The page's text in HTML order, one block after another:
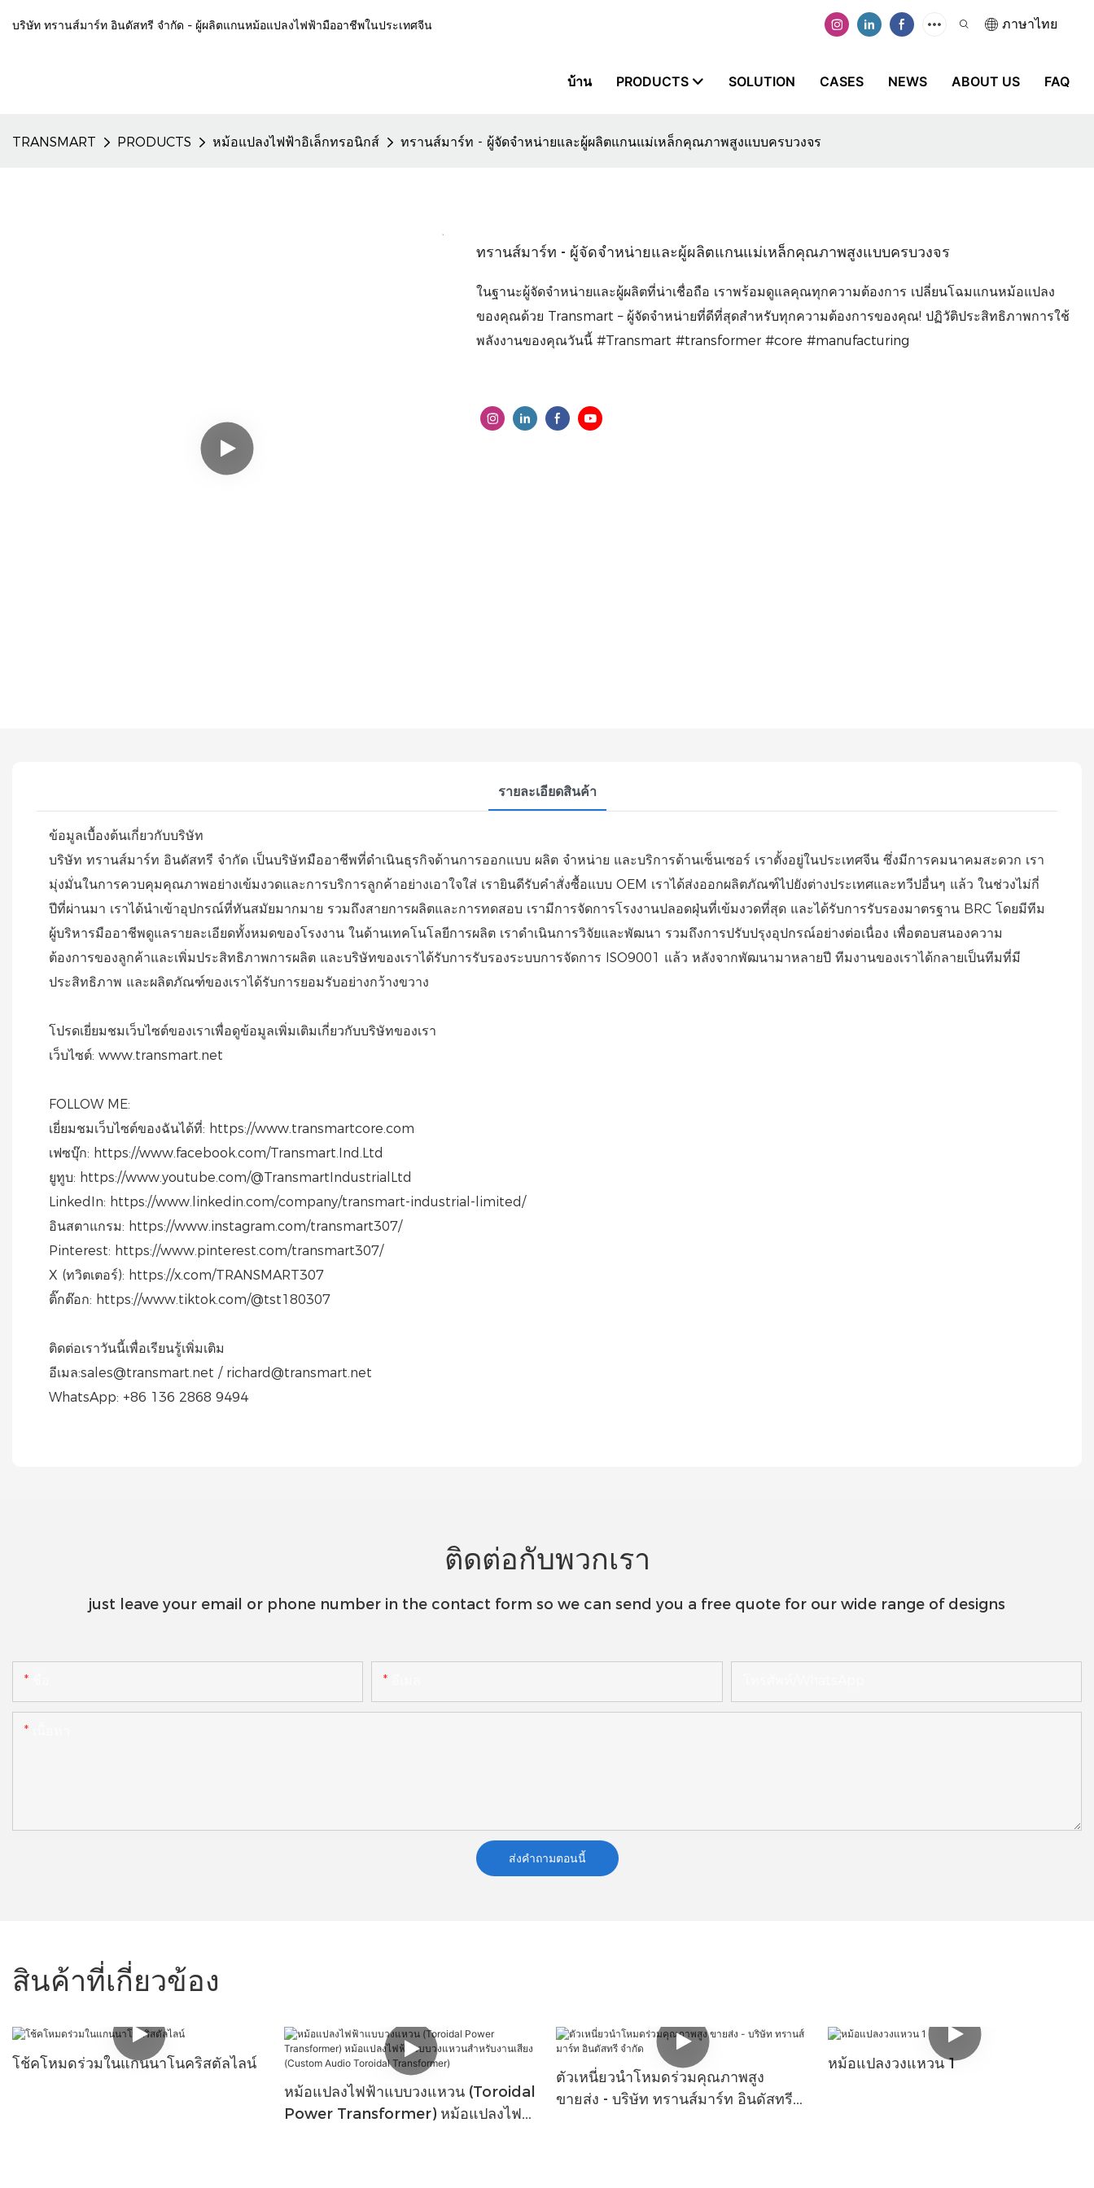
บริษัท ทรานส์มาร์ท อินดัสทรี จำกัด - ผู้ผลิตแกนหม้อแปลงไฟฟ้ามืออาชีพในประเทศจีน ภาษาไทย
บ้าน PRODUCTS SOLUTION CASES NEWS ABOUT US FAQ
TRANSMART PRODUCTS หม้อแปลงไฟฟ้าอิเล็กทรอนิกส์ ทรานส์มาร์ท - ผู้จัดจำหน่ายและผู้ผลิตแกนแม่เหล็กคุณภาพสูงแบบครบวงจร
ทรานส์มาร์ท - ผู้จัดจำหน่ายและผู้ผลิตแกนแม่เหล็กคุณภาพสูงแบบครบวงจร
ในฐานะผู้จัดจำหน่ายและผู้ผลิตที่น่าเชื่อถือ เราพร้อมดูแลคุณทุกความต้องการ เปลี่ยนโฉมแกนหม้อแปลง
ของคุณด้วย Transmart – ผู้จัดจำหน่ายที่ดีที่สุดสำหรับทุกความต้องการของคุณ! ปฏิวัติประสิทธิภาพการใช้
พลังงานของคุณวันนี้ #Transmart #transformer #core #manufacturing
รายละเอียดสินค้า
ข้อมูลเบื้องต้นเกี่ยวกับบริษัท
บริษัท ทรานส์มาร์ท อินดัสทรี จำกัด เป็นบริษัทมืออาชีพที่ดำเนินธุรกิจด้านการออกแบบ ผลิต จำหน่าย และบริการด้านเซ็นเซอร์ เราตั้งอยู่ในประเทศจีน ซึ่งมีการคมนาคมสะดวก เรา
มุ่งมั่นในการควบคุมคุณภาพอย่างเข้มงวดและการบริการลูกค้าอย่างเอาใจใส่ เรายินดีรับคำสั่งซื้อแบบ OEM เราได้ส่งออกผลิตภัณฑ์ไปยังต่างประเทศและทวีปอื่นๆ แล้ว ในช่วงไม่กี่
ปีที่ผ่านมา เราได้นำเข้าอุปกรณ์ที่ทันสมัยมากมาย รวมถึงสายการผลิตและการทดสอบ เรามีการจัดการโรงงานปลอดฝุ่นที่เข้มงวดที่สุด และได้รับการรับรองมาตรฐาน BRC โดยมีทีม
ผู้บริหารมืออาชีพดูแลรายละเอียดทั้งหมดของโรงงาน ในด้านเทคโนโลยีการผลิต เราดำเนินการวิจัยและพัฒนา รวมถึงการปรับปรุงอุปกรณ์อย่างต่อเนื่อง เพื่อตอบสนองความ
ต้องการของลูกค้าและเพิ่มประสิทธิภาพการผลิต และบริษัทของเราได้รับการรับรองระบบการจัดการ ISO9001 แล้ว หลังจากพัฒนามาหลายปี ทีมงานของเราได้กลายเป็นทีมที่มี
ประสิทธิภาพ และผลิตภัณฑ์ของเราได้รับการยอมรับอย่างกว้างขวาง
โปรดเยี่ยมชมเว็บไซต์ของเราเพื่อดูข้อมูลเพิ่มเติมเกี่ยวกับบริษัทของเรา
เว็บไซต์: www.transmart.net
FOLLOW ME:
เยี่ยมชมเว็บไซต์ของฉันได้ที่: https://www.transmartcore.com
เฟซบุ๊ก: https://www.facebook.com/Transmart.Ind.Ltd
ยูทูบ: https://www.youtube.com/@TransmartIndustrialLtd
LinkedIn: https://www.linkedin.com/company/transmart-industrial-limited/
อินสตาแกรม: https://www.instagram.com/transmart307/
Pinterest: https://www.pinterest.com/transmart307/
X (ทวิตเตอร์): https://x.com/TRANSMART307
ติ๊กต๊อก: https://www.tiktok.com/@tst180307
ติดต่อเราวันนี้เพื่อเรียนรู้เพิ่มเติม
อีเมล:sales@transmart.net / richard@transmart.net
WhatsApp: +86 136 2868 9494
ติดต่อกับพวกเรา
just leave your email or phone number in the contact form so we can send you a free quote for our wide range of designs
ส่งคำถามตอนนี้
สินค้าที่เกี่ยวข้อง
โช้คโหมดร่วมในแกนนาโนคริสตัลไลน์
หม้อแปลงไฟฟ้าแบบวงแหวน (Toroidal
Power Transformer) หม้อแปลงไฟ
ตัวเหนี่ยวนำโหมดร่วมคุณภาพสูง
ขายส่ง - บริษัท ทรานส์มาร์ท อินดัสทรี
หม้อแปลงวงแหวน 1